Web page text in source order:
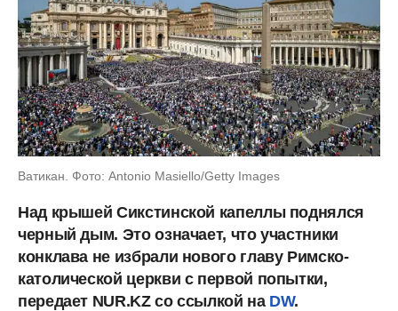
Ватикан. Фото: Antonio Masiello/Getty Images
Над крышей Сикстинской капеллы поднялся
черный дым. Это означает, что участники
конклава не избрали нового главу Римско-
католической церкви с первой попытки,
передает NUR.KZ со ссылкой на DW.